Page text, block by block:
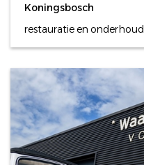
Koningsbosch
restauratie en onderhoud